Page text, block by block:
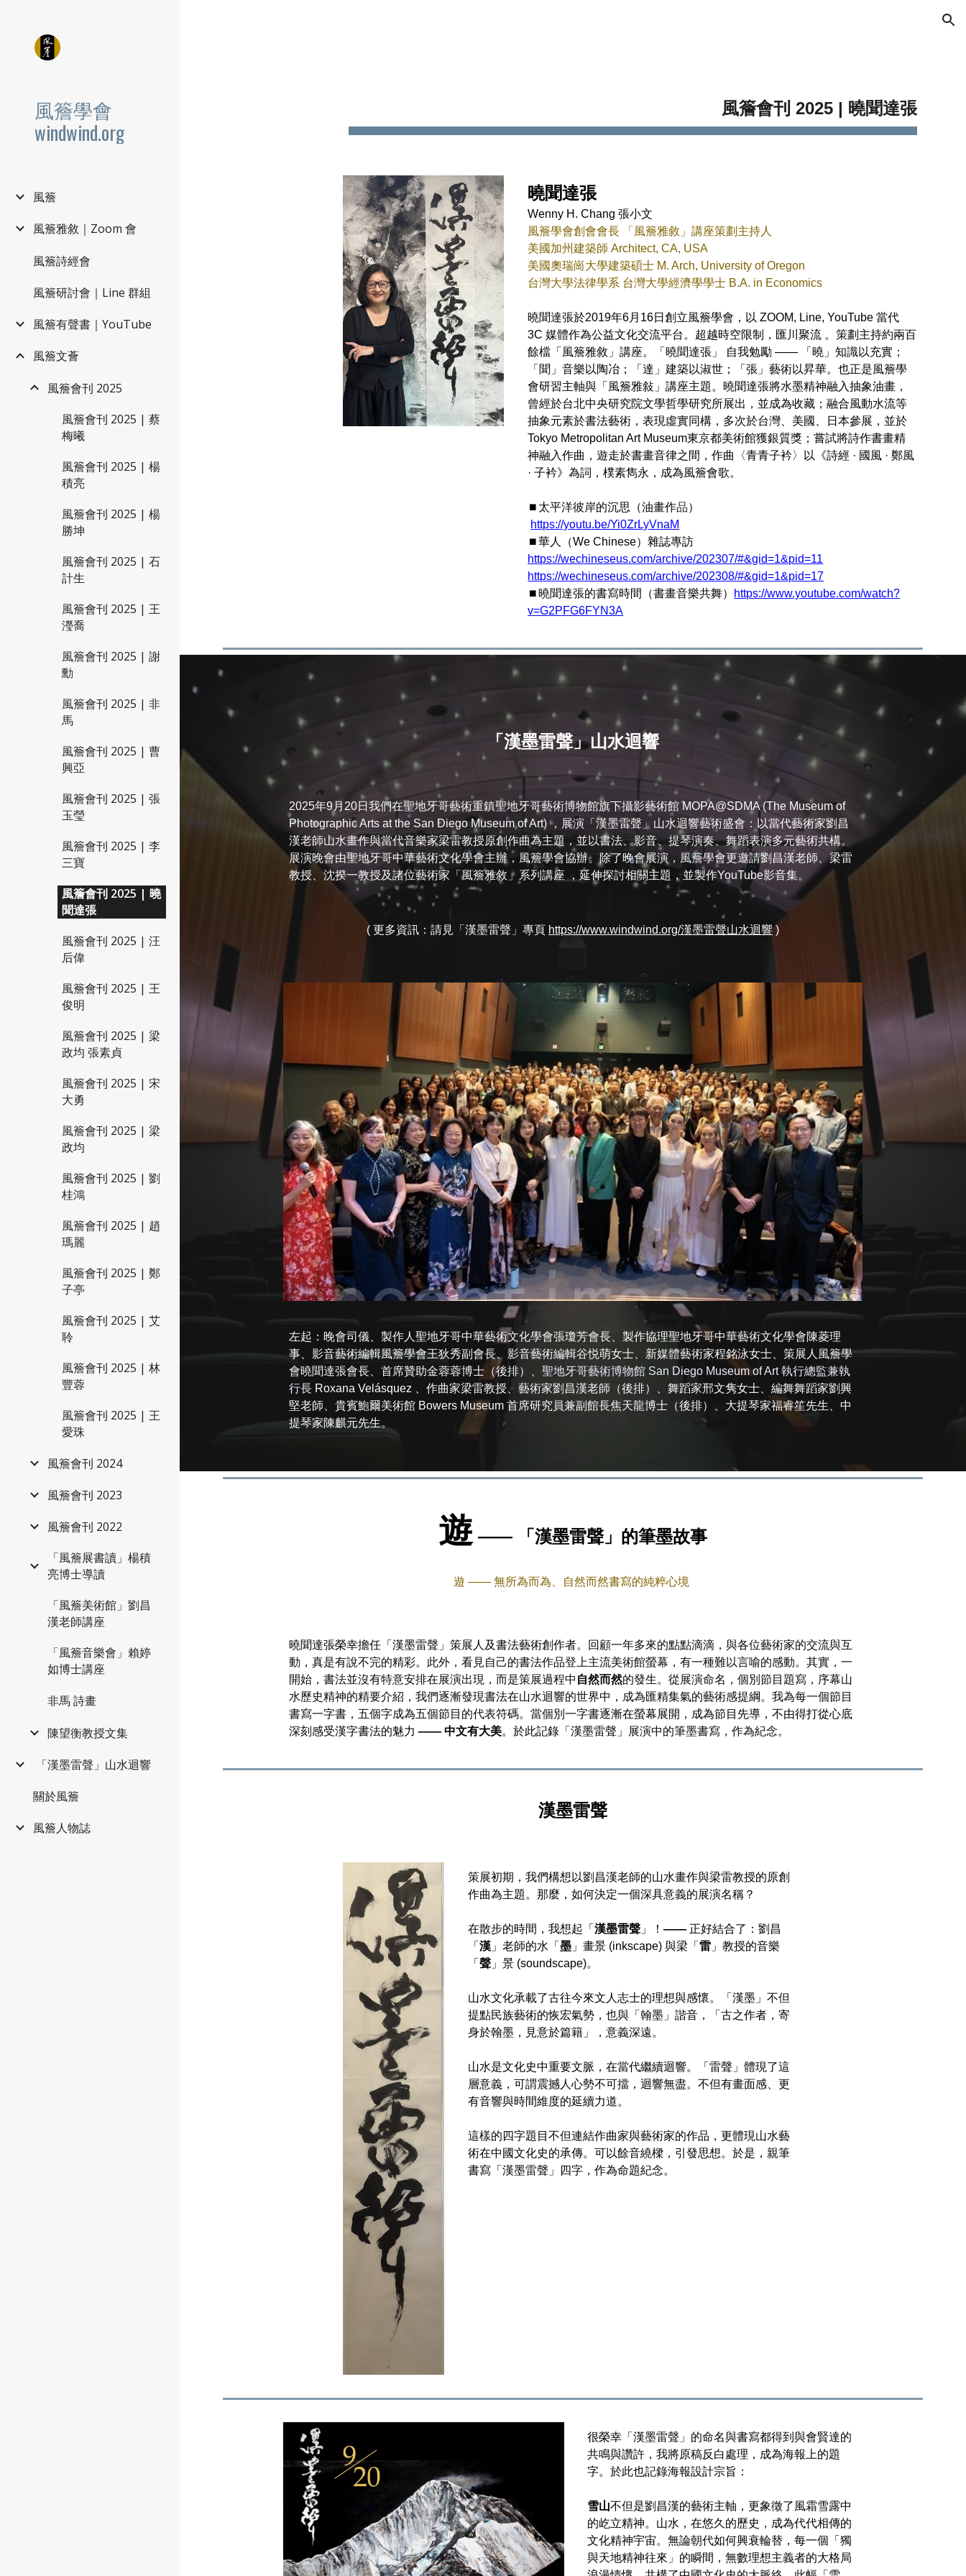
風簷學會
windwind.org
風簷
風簷雅敘｜Zoom 會
風簷詩經會
風簷研討會｜Line 群組
風簷有聲書｜YouTube
風簷文薈
風簷會刊 2025
風簷會刊 2025 | 蔡
梅曦
風簷會刊 2025 | 楊
積亮
風簷會刊 2025 | 楊
勝坤
風簷會刊 2025 | 石
計生
風簷會刊 2025 | 王
瀅喬
風簷會刊 2025 | 謝
勳
風簷會刊 2025 | 非
馬
風簷會刊 2025 | 曹
興亞
風簷會刊 2025 | 張
玉瑩
風簷會刊 2025 | 李
三寶
風簷會刊 2025 | 曉
聞達張
風簷會刊 2025 | 汪
后偉
風簷會刊 2025 | 王
俊明
風簷會刊 2025 | 梁
政均 張素貞
風簷會刊 2025 | 宋
大勇
風簷會刊 2025 | 梁
政均
風簷會刊 2025 | 劉
桂鴻
風簷會刊 2025 | 趙
瑪麗
風簷會刊 2025 | 鄭
子亭
風簷會刊 2025 | 艾
聆
風簷會刊 2025 | 林
豐蓉
風簷會刊 2025 | 王
愛珠
風簷會刊 2024
風簷會刊 2023
風簷會刊 2022
「風簷展書讀」楊積
亮博士導讀
「風簷美術館」劉昌
漢老師講座
「風簷音樂會」賴婷
如博士講座
非馬 詩畫
陳望衡教授文集
️ 「漢墨雷聲」山水迴響
關於風簷
風簷人物誌
風簷會刊 2025| 曉聞達張
曉聞達張
Wenny H. Chang 張小文
風簷學會創會會長 「風簷雅敘」講座策劃主持人
美國加州建築師 Architect, CA, USA
美國奧瑞崗大學建築碩士 M. Arch, University of Oregon
台灣大學法律學系 台灣大學經濟學學士 B.A. in Economics
曉聞達張於2019年6月16日創立風簷學會，以 ZOOM, Line, YouTube 當代
3C 媒體作為公益文化交流平台。超越時空限制，匯川聚流 。策劃主持約兩百
餘檔「風簷雅敘」講座。「曉聞達張」 自我勉勵 —— 「曉」知識以充實；
「聞」音樂以陶冶；「達」建築以淑世；「張」藝術以昇華。也正是風簷學
會研習主軸與「風簷雅敍」講座主題。曉聞達張將水墨精神融入抽象油畫，
曾經於台北中央研究院文學哲學研究所展出，並成為收藏；融合風動水流等
抽象元素於書法藝術，表現虛實同構，多次於台灣、美國、日本參展，並於
Tokyo Metropolitan Art Museum東京都美術館獲銀質獎；嘗試將詩作書畫精
神融入作曲，遊走於書畫音律之間，作曲〈青青子衿〉以《詩經 · 國風 · 鄭風
· 子衿》為詞，樸素雋永，成為風簷會歌。
⏹️太平洋彼岸的沉思（油畫作品）
https://youtu.be/Yi0ZrLyVnaM
⏹️華人（We Chinese）雜誌專訪
https://wechineseus.com/archive/202307/#&gid=1&pid=11
https://wechineseus.com/archive/202308/#&gid=1&pid=17
⏹️曉聞達張的書寫時間（書畫音樂共舞）
https://www.youtube.com/watch?
v=G2PFG6FYN3A
「漢墨雷聲」山水迴響
2025年9月20日我們在聖地牙哥藝術重鎮聖地牙哥藝術博物館旗下攝影藝術館 MOPA@SDMA (The Museum of
Photographic Arts at the San Diego Museum of Art)，展演「漢墨雷聲」山水迴響藝術盛會：以當代藝術家劉昌
漢老師山水畫作與當代音樂家梁雷教授原創作曲為主題，並以書法、影音、提琴演奏、舞蹈表演多元藝術共構。
展演晚會由聖地牙哥中華藝術文化學會主辦，風簷學會協辦。除了晚會展演，風簷學會更邀請劉昌漢老師、梁雷
教授、沈揆一教授及諸位藝術家「風簷雅敘」系列講座 ，延伸探討相關主題，並製作YouTube影音集。
( 更多資訊：請見「漢墨雷聲」專頁 https://www.windwind.org/漢墨雷聲山水迴響 )
左起：晚會司儀、製作人聖地牙哥中華藝術文化學會張瓊芳會長、製作協理聖地牙哥中華藝術文化學會陳菱理
事、影音藝術編輯風簷學會王狄秀副會長、影音藝術編輯谷悦萌女士、新媒體藝術家程銘泳女士、策展人風簷學
會曉聞達張會長、首席贊助金蓉蓉博士（後排）
聖地牙哥藝術博物館 San Diego Museum of Art 執行總監兼執
行長Roxana Velásquez 、作曲家梁雷教授、藝術家劉昌漢老師（後排）、舞蹈家邢文隽女士、 編舞舞蹈家劉興
堅老師、貴賓鮑爾美術館 Bowers Museum 首席研究員兼副館長焦天龍博士（後排）、 大提琴家福睿笙先生、中
提琴家陳麒元先生。
遊 —— 「漢墨雷聲」的筆墨故事
遊 —— 無所為而為 、自然而然書寫的純粹心境
曉聞達張榮幸擔任「漢墨雷聲」策展人及書法藝術創作者。
回顧一年多來的點點滴滴，與各位藝術家的交流與互
動，真是有說不完的精彩。此外，看見自己的書法作品登上主流美術館螢幕， 有一種難以言喻的感動。其實，一
開始，書法並沒有特意安排在展演出現，而是策展過程中 自然而然的發生。從展演命名，個別節目題寫，序幕山
水歷史精神的精要介紹， 我們逐漸發現書法在山水迴響的世界中，成為匯精集氣的藝術感提綱。我為每一個節目
書寫一字書，五個字成為五個節目的代表符碼。當個別一字書逐漸在螢幕展開，成為節目先導，不由得打從心底
深刻感受漢字書法的魅力 —— 中文有大美。於此記錄「漢墨雷聲」 展演中的筆墨書寫，作為紀念。
漢墨雷聲
策展初期，我們構想 以劉昌漢老師的山水畫作與梁雷教授的原創
作曲為主題 。那麼，如何決定一個深具意義的展演名稱？
在散步的時間，我想起「漢墨雷聲 」！—— 正好結合了：劉昌
「漢 」老師的水「墨 」畫景 (inkscape) 與梁「雷 」教授的音樂
「聲 」景 (soundscape)。
山水文化承載了古往今來文人志士的理想與感懷。「漢墨」不但
提點民族藝術的恢宏氣勢 ，也與「翰墨」諧音，「古之作者，寄
身於翰墨，見意於篇籍」
，意義深遠。
山水是文化史中重要文脈，在當代繼續迴響。
「雷聲」體現了這
層意義 ，可謂震撼人心勢不可擋，迴響無盡。不但有畫面感、更
有音響與時間維度的延續力道。
這樣的 四字題目不但連結作曲家與藝術家的作品，更體現山水藝
術在中國文化史的承傳。可以餘音繞樑，引發思想。於是，親筆
書寫「漢墨雷聲」四字，作為命題紀念。
很榮幸「漢墨雷聲」的命名與書寫都得到與會賢達的
共鳴與讚許，我將原稿反白處理，成為海報上的題
字。於此也記錄海報設計宗旨：
雪山不但是劉昌漢的藝術主軸，更象徵了風霜雪露中
的屹立精神。山水，在悠久的歷史，成為代代相傳的
文化精神宇宙。無論朝代如何興衰輪替，每一個「獨
與天地精神往來」的瞬間，無數理想主義者的大格局